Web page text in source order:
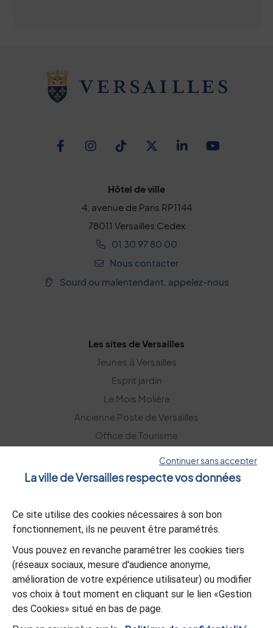
Facebook
Instagram
TikTokTwitter
Linkedin
Hôtel de ville
4, avenue de Paris RP1144
78011 Versailles Cedex
01 30 97 80 00
Nous contacter
Sourd ou malentendant, appelez-nous
Les sites de Versailles
Jeunes à Versailles
Esprit jardin
Le Mois Molière
Ancienne Poste de Versailles
Office de Tourisme
S’abonner
L’appli Versailles
Télécharger
Continuer sans accepter
La ville de Versailles respecte vos données
Ce site utilise des cookies nécessaires à son bon
fonctionnement, ils ne peuvent être paramétrés.
Vous pouvez en revanche paramétrer les cookies tiers
(réseaux sociaux, mesure d'audience anonyme,
amélioration de votre expérience utilisateur) ou modifier
vos choix à tout moment en cliquant sur le lien «Gestion
des Cookies» situé en bas de page.